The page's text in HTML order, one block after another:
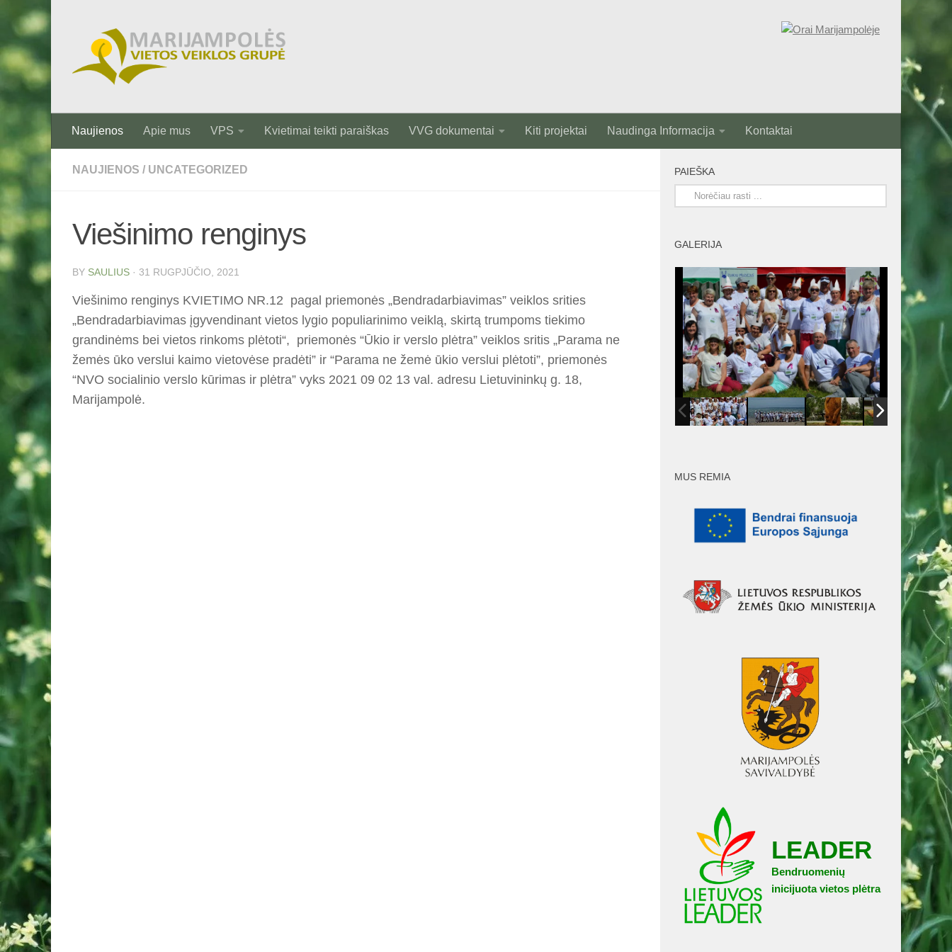
Naujienos Apie mus VPS Kvietimai teikti paraiškas VVG dokumentai Kiti projektai Naudinga Informacija Kontaktai
NAUJIENOS / UNCATEGORIZED
Viešinimo renginys
BY SAULIUS · 31 RUGPJŪČIO, 2021
Viešinimo renginys KVIETIMO NR.12 pagal priemonės „Bendradarbiavimas” veiklos srities
„Bendradarbiavimas įgyvendinant vietos lygio populiarinimo veiklą, skirtą trumpoms tiekimo
grandinėms bei vietos rinkoms plėtoti“, priemonės “Ūkio ir verslo plėtra” veiklos sritis „Parama ne
žemės ūko verslui kaimo vietovėse pradėti” ir “Parama ne žemė ūkio verslui plėtoti”, priemonės
“NVO socialinio verslo kūrimas ir plėtra” vyks 2021 09 02 13 val. adresu Lietuvininkų g. 18,
Marijampolė.
PAIEŠKA
GALERIJA
MUS REMIA
LEADER
Bendruomenių
inicijuota vietos plėtra